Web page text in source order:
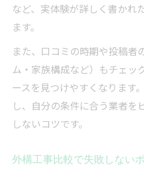
など、実体験が詳しく書かれ
ます。
また、口コミの時期や投稿者
ム・家族構成など）もチェッ
ースを見つけやすくなります
し、自分の条件に合う業者を
しないコツです。
外構工事比較で失敗しない